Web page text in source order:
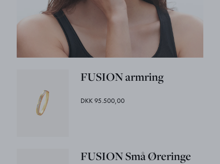
FUSION armring
DKK 95.500,00
FUSION Små Øreringe